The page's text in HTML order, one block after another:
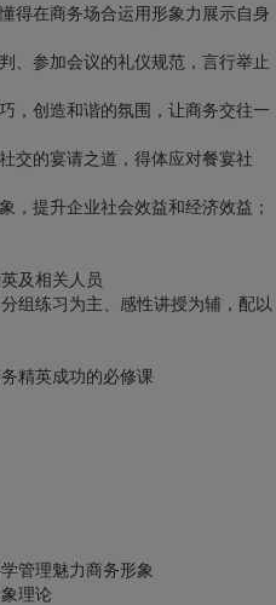
得在商务场合运用形象力展示自身
、参加会议的礼仪规范，言行举止
，创造和谐的氛围，让商务交往一
交的宴请之道，得体应对餐宴社
，提升企业社会效益和经济效益；
及相关人员
组练习为主、感性讲授为辅，配以
精英成功的必修课
管理魅力商务形象
理论